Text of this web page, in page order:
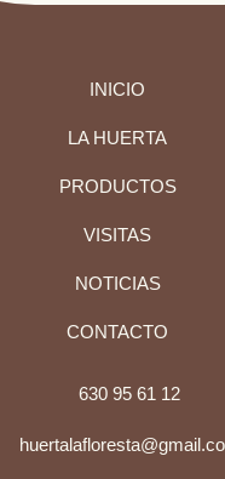
INICIO
LA HUERTA
PRODUCTOS
VISITAS
NOTICIAS
CONTACTO
630 95 61 12